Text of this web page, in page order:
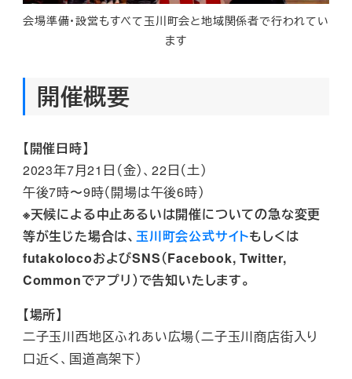
会場準備・設営もすべて玉川町会と地域関係者で行われてい
ます
開催概要
【開催日時】
2023年7月21日（金）、22日（土）
午後7時〜9時（開場は午後6時）
※天候による中止あるいは開催についての急な変更
等が生じた場合は、 玉川町会公式サイトもしくは
futakolocoおよびSNS（Facebook, Twitter,
Commonでアプリ）で告知いたします。
【場所】
二子玉川西地区ふれあい広場（二子玉川商店街入り
口近く、国道高架下）